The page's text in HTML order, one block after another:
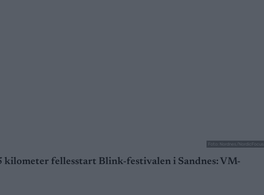
Foto: Nordnes/NordicFocus
kilometer fellesstart Blink-festivalen i Sandnes: VM-